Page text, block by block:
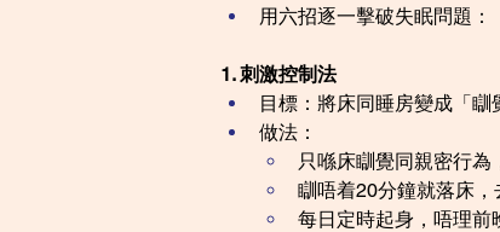
用六招逐一擊破失眠問題：
1. 刺激控制法
目標：將床同睡房變成「瞓
做法：
只喺床瞓覺同親密行為
瞓唔着20分鐘就落床，
每日定時起身，唔理前